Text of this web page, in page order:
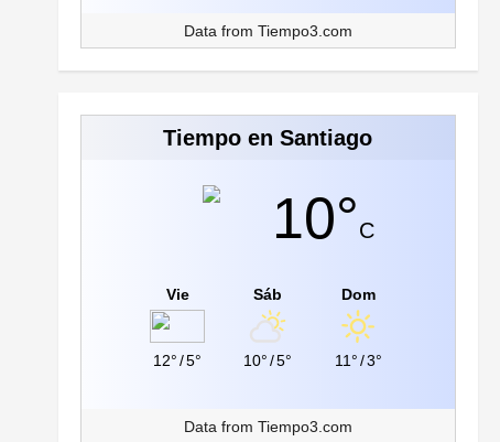
Data from Tiempo3.com
Tiempo en Santiago
10°C
Vie
12° /5°
Sáb
10° /5°
Dom
11°/3°
Data from Tiempo3.com